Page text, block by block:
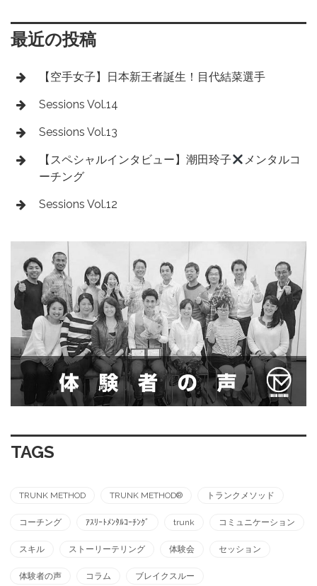
最近の投稿
【空手女子】日本新王者誕生！目代結菜選手
Sessions Vol.14
Sessions Vol.13
【スペシャルインタビュー】潮田玲子
メンタルコ
ーチング
Sessions Vol.12
TAGS
TRUNK METHOD TRUNK METHOD®︎ トランクメソッド
コーチング ｱｽﾘｰﾄﾒﾝﾀﾙｺｰﾁﾝｸﾞ trunk コミュニケーション
スキル ストーリーテリング 体験会 セッション
体験者の声 コラム ブレイクスルー